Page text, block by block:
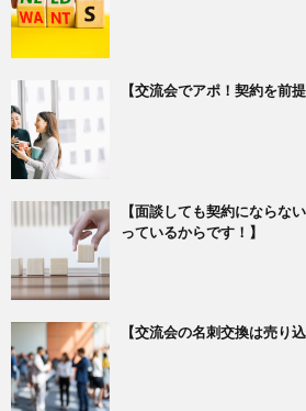
【交流会でアポ！契約を前
【面談しても契約にならな
っているからです！】
【交流会の名刺交換は売り